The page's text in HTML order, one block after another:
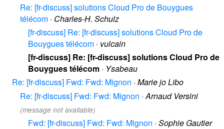
Re: [fr-discuss] solutions Cloud Pro de Bouygues
télécom · Charles-H. Schulz
[fr-discuss] Re: [fr-discuss] solutions Cloud Pro de
Bouygues télécom · vulcain
[fr-discuss] Re: [fr-discuss] solutions Cloud Pro de
Bouygues télécom · Ysabeau
Re: [fr-discuss] Fwd: Fwd: Mignon · Marie jo Libo
Re: [fr-discuss] Fwd: Fwd: Mignon · Arnaud Versini
(message not available)
Fwd: [fr-discuss] Fwd: Fwd: Mignon · Sophie Gautier